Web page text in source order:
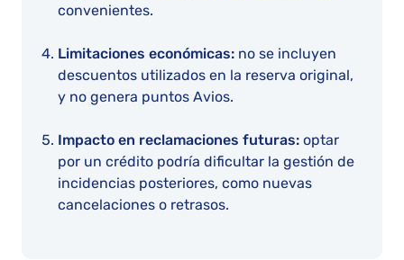
convenientes.
Limitaciones económicas: no se incluyen
descuentos utilizados en la reserva original,
y no genera puntos Avios.
Impacto en reclamaciones futuras: optar
por un crédito podría dificultar la gestión de
incidencias posteriores, como nuevas
cancelaciones o retrasos.